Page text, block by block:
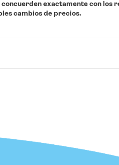
exactamente con los
cambios de precios.